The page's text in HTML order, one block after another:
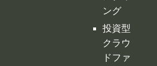
ング
投資型
クラウ
ドファ